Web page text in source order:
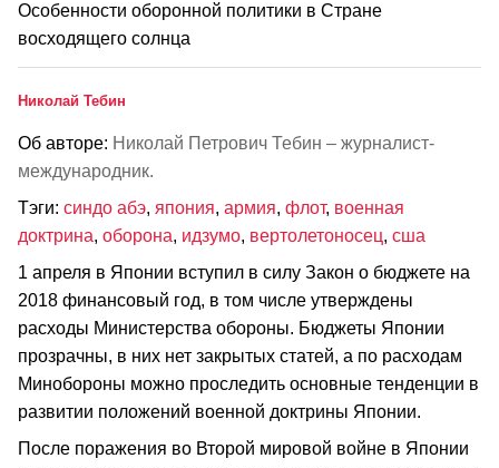
Особенности оборонной политики в Стране
восходящего солнца
Николай Тебин
Об авторе: Николай Петрович Тебин – журналист-
международник.
Тэги: синдо абэ, япония, армия, флот, военная
доктрина, оборона, идзумо, вертолетоносец, сша
1 апреля в Японии вступил в силу Закон о бюджете на
2018 финансовый год, в том числе утверждены
расходы Министерства обороны. Бюджеты Японии
прозрачны, в них нет закрытых статей, а по расходам
Минобороны можно проследить основные тенденции в
развитии положений военной доктрины Японии.
После поражения во Второй мировой войне в Японии